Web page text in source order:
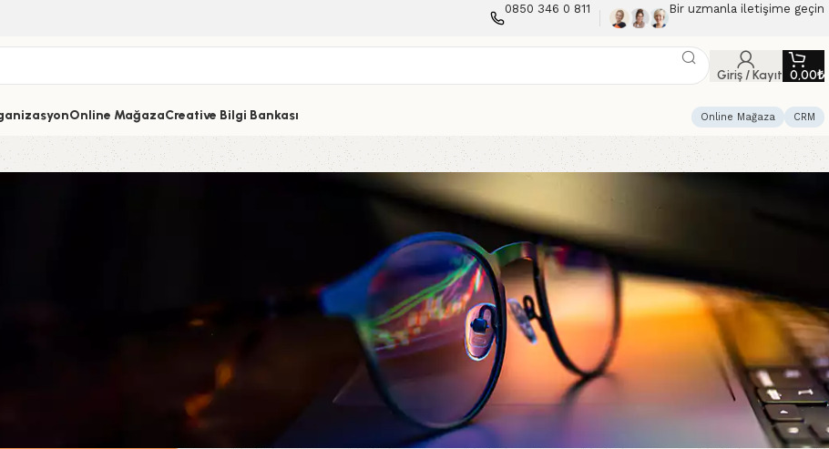
0850 346 0 811 Bir uzmanla iletişime geçin
Giriş / Kayıt 0,00₺
Online MağazaCreative Bilgi Bankası Online Mağaza CRM